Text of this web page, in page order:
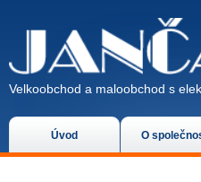
Úvod O
Velkoobchod a maloobchod s